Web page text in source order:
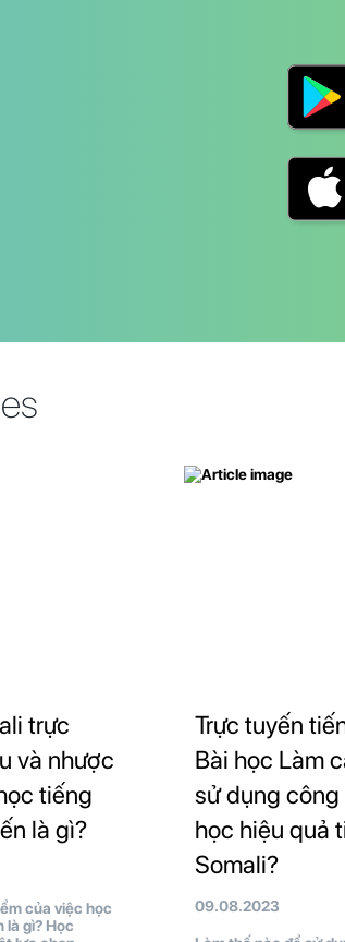
trực
và nhược
tiếng
là gì?
của việc học
là gì? Học
Trực tuyến
Bài học Làm
sử dụng
học hiệu quả
Somali?
09.08.2023